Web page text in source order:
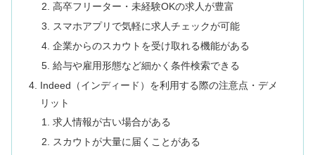
高卒フリーター・未経験OKの求人が豊富
スマホアプリで気軽に求人チェックが可能
企業からのスカウトを受け取れる機能がある
給与や雇用形態など細かく条件検索できる
Indeed（インディード）を利用する際の注意点・デメ
リット
求人情報が古い場合がある
スカウトが大量に届くことがある